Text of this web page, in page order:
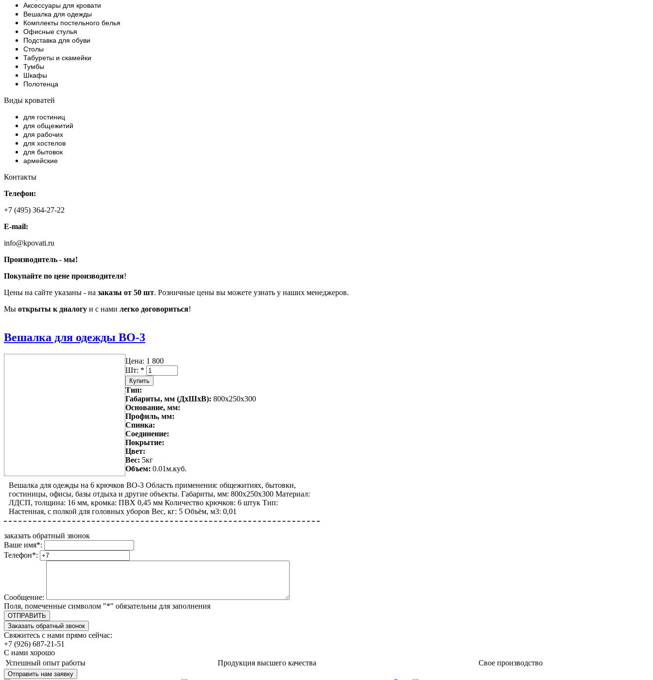
Аксессуары для кровати
Вешалка для одежды
Комплекты постельного белья
Офисные стулья
Подставка для обуви
Столы
Табуреты и скамейки
Тумбы
Шкафы
Полотенца
Виды кроватей
для гостиниц
для общежитий
для рабочих
для хостелов
для бытовок
армейские
Контакты
Телефон:
+7 (495) 364-27-22
E-mail:
info@kpovati.ru
Производитель - мы!
Покупайте по цене производителя!
Цены на сайте указаны - на заказы от 50 шт. Розничные цены вы можете узнать у наших менеджеров.
Мы открыты к диалогу и с нами легко договориться!
Вешалка для одежды ВО-3
Цена: 1 800
Шт: *
Тип:
Габариты, мм (ДхШхВ): 800x250x300
Основание, мм:
Профиль, мм:
Спинка:
Соединение:
Покрытие:
Цвет:
Вес: 5кг
Объем: 0.01м.куб.
Вешалка для одежды на 6 крючков ВО-3 Область применения: общежитиях, бытовки,
гостиницы, офисы, базы отдыха и другие объекты. Габариты, мм: 800х250х300 Материал:
ЛДСП, толщина: 16 мм, кромка: ПВХ 0,45 мм Количество крючков: 6 штук Тип:
Настенная, с полкой для головных уборов Вес, кг: 5 Объём, м3: 0,01
заказать обратный звонок
Ваше имя*:
Телефон*:
Сообщение:
Поля, помеченные символом "*" обязательны для заполнения
Свяжитесь с нами прямо сейчас:
+7 (926) 687-21-51
С нами хорошо
Успешный опыт работы
Продукция высшего качества Свое производство